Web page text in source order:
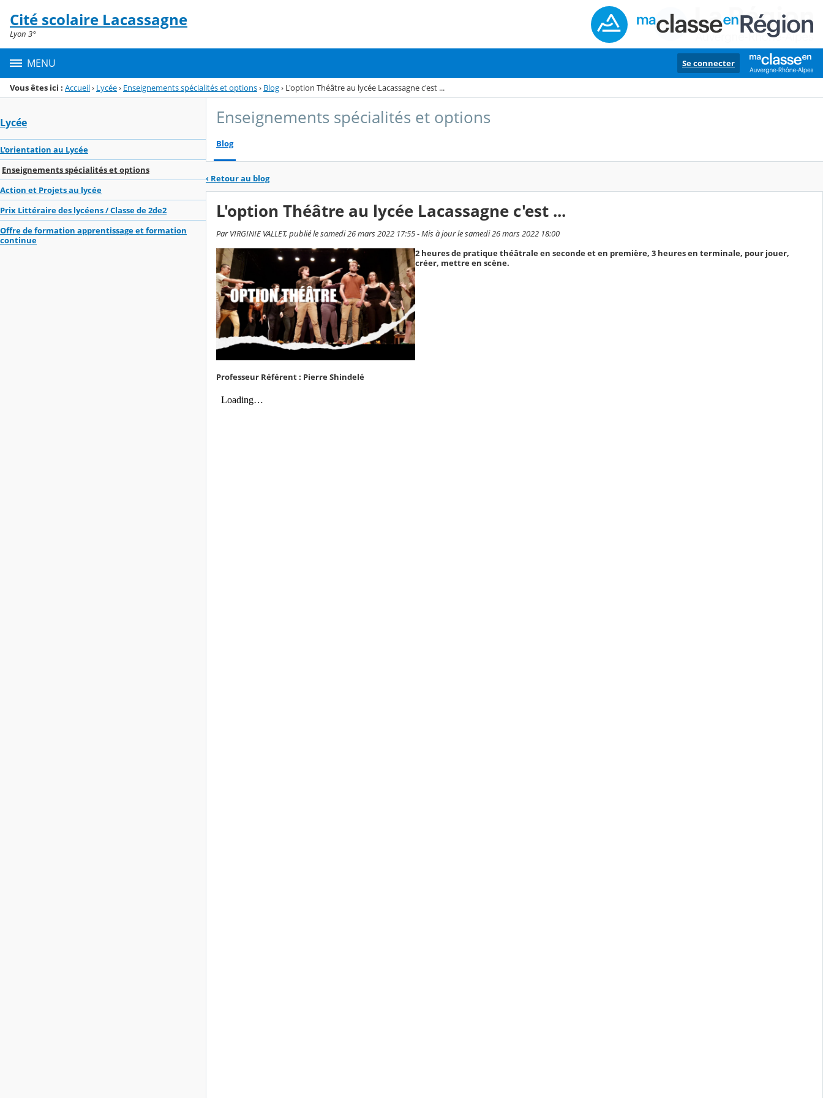
Menu de la rubrique
Contenu
Cité scolaire Lacassagne
Lyon 3°
MENU Se connecter
Vous êtes ici : Accueil› Lycée› Enseignements spécialités et options› Blog› L'option Théâtre au lycée Lacassagne c'est ...
Lycée
L'orientation au Lycée
Enseignements spécialités et options
Action et Projets au lycée
Prix Littéraire des lycéens / Classe de 2de2
Offre de formation apprentissage et formation
continue
Enseignements spécialités et options
Blog
‹ Retour au blog
L'option Théâtre au lycée Lacassagne c'est ...
Par VIRGINIE VALLET, publié le samedi 26 mars 2022 17:55 - Mis à jour le samedi 26 mars 2022 18:00
2 heures de pratique théâtrale en seconde et en première, 3 heures en terminale, pour jouer,
créer, mettre en scène.
Professeur Référent : Pierre Shindelé